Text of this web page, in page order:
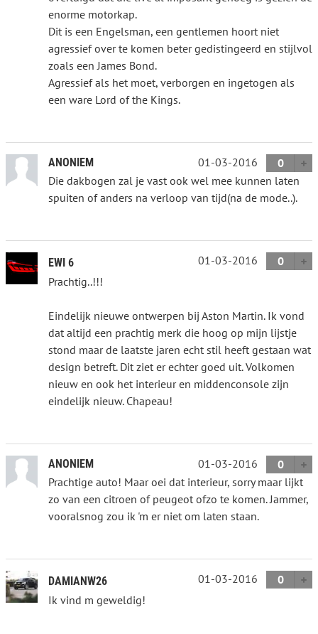
enorme motorkap.
Dit is een Engelsman, een gentlemen hoort niet
agressief over te komen beter gedistingeerd en stijlvol
zoals een James Bond.
Agressief als het moet, verborgen en ingetogen als
een ware Lord of the Kings.
ANONIEM 01-03-2016
0
Die dakbogen zal je vast ook wel mee kunnen laten
spuiten of anders na verloop van tijd(na de mode..).
EWI 6 01-03-2016
0
Prachtig..!!!
Eindelijk nieuwe ontwerpen bij Aston Martin. Ik vond
dat altijd een prachtig merk die hoog op mijn lijstje
stond maar de laatste jaren echt stil heeft gestaan wat
design betreft. Dit ziet er echter goed uit. Volkomen
nieuw en ook het interieur en middenconsole zijn
eindelijk nieuw. Chapeau!
ANONIEM 01-03-2016
0
Prachtige auto! Maar oei dat interieur, sorry maar lijkt
zo van een citroen of peugeot ofzo te komen. Jammer,
vooralsnog zou ik 'm er niet om laten staan.
DAMIANW26 01-03-2016
0
Ik vind m geweldig!